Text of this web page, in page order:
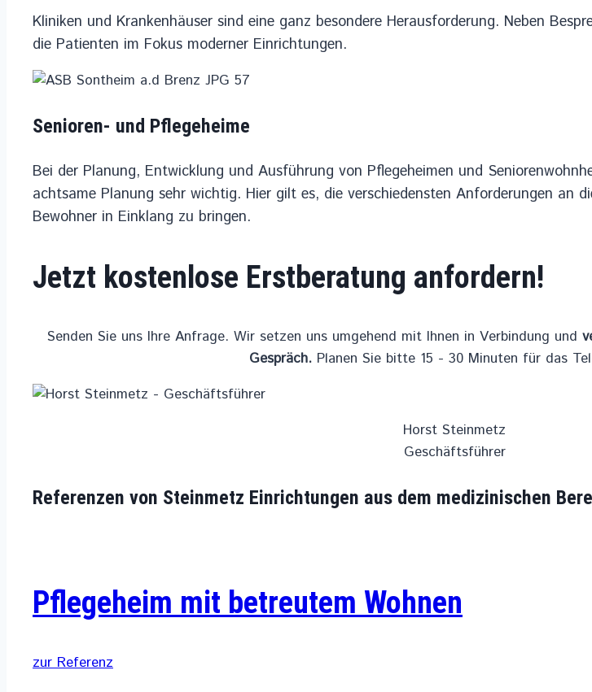
Kliniken und Krankenhäuser sind eine ganz besondere Herausforderung. Neben
die Patienten im Fokus moderner Einrichtungen.
Senioren- und Pflegeheime
Bei der Planung, Entwicklung und Ausführung von Pflegeheimen und
achtsame Planung sehr wichtig. Hier gilt es, die verschiedensten Anforderungen an
Bewohner in Einklang zu bringen.
Jetzt kostenlose Erstberatung anfordern!
Senden Sie uns Ihre Anfrage. Wir setzen uns umgehend mit Ihnen in Verbindung und
Gespräch. Planen Sie bitte 15 - 30 Minuten für das
Horst Steinmetz
Geschäftsführer
Referenzen von Steinmetz Einrichtungen aus dem medizinischen
Pflegeheim mit betreutem Wohnen
zur Referenz